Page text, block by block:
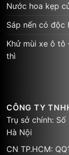
Nước hoa kẹp
Sáp nến có độc
Khử mùi xe ô tô
thì
CÔNG TY
Trụ sở chính:
Hà Nội
CN TP.HCM: